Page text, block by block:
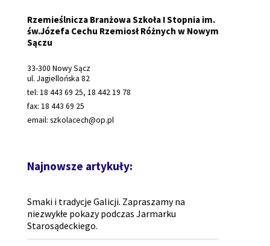
Rzemieślnicza Branżowa Szkoła I Stopnia im.
św.Józefa Cechu Rzemiosł Różnych w Nowym
Sączu
33-300 Nowy Sącz
ul. Jagiellońska 82
tel: 18 443 69 25, 18 442 19 78
fax: 18 443 69 25
email: szkolacech@op.pl
Najnowsze artykuły:
Smaki i tradycje Galicji. Zapraszamy na
niezwykłe pokazy podczas Jarmarku
Starosądeckiego.